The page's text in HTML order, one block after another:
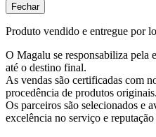
Fechar
Produto vendido e entregue por
O Magalu se responsabiliza pela
até o destino final.
As vendas são certificadas com
procedência de produtos originais.
Os parceiros são selecionados e
excelência no serviço e